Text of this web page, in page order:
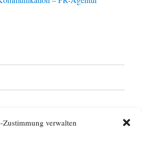
Zustimmung verwalten